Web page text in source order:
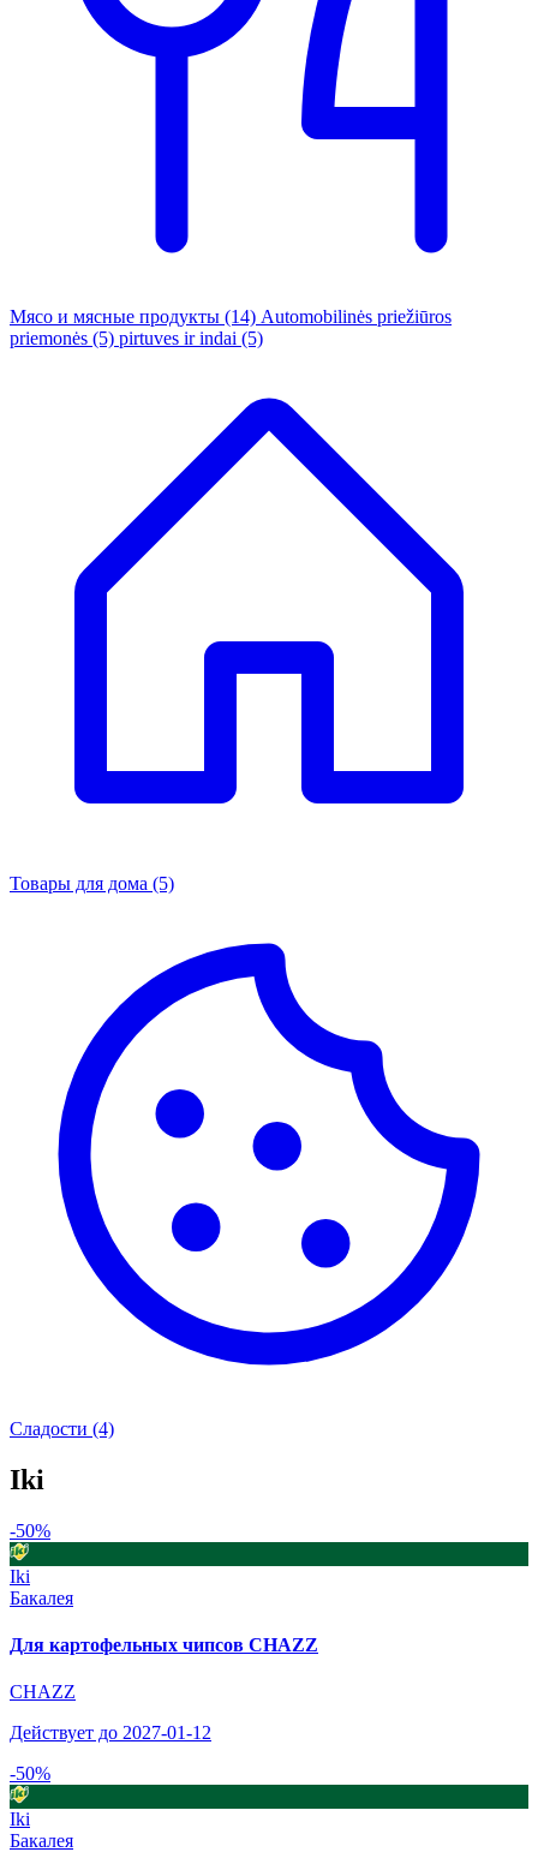
Мясо и мясные продукты (14) Automobilinės priežiūros
priemonės (5) pirtuves ir indai (5)
Товары для дома (5)
Сладости (4)
Iki
-50%
Iki
Бакалея
Для картофельных чипсов CHAZZ
CHAZZ
Действует до 2027-01-12
-50%
Iki
Бакалея